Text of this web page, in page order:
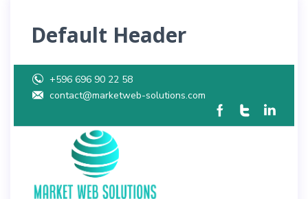
Default Header
+596 696 90 22 58
contact@marketweb-solutions.com